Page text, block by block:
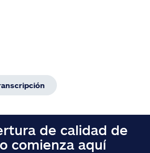
de calidad de
comienza aquí